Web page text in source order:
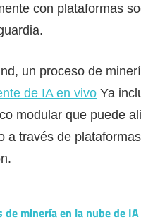
con plataformas
un proceso de
de IA en vivo Ya
modular que puede
a través de
de minería en la nube de IA